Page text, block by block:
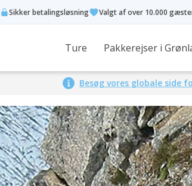
Sikker betalingsløsning Valgt af over 10.000
Ture Pakkerejser i
Besøg vores globale side